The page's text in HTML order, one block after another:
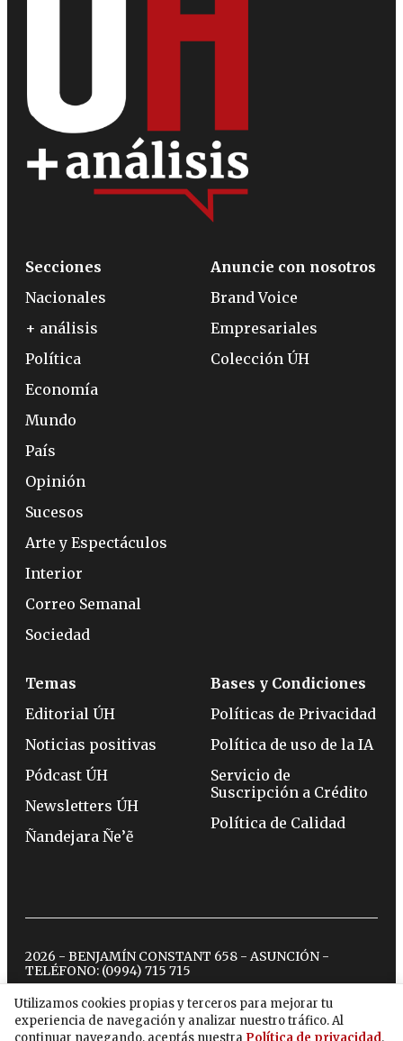
Utilizamos cookies propias y terceros para mejorar tu
experiencia de navegación y analizar nuestro tráfico. Al
continuar navegando, aceptás nuestra Política de privacidad .
Secciones
Nacionales
+ análisis
Política
Economía
Mundo
País
Opinión
Sucesos
Arte y Espectáculos
Interior
Correo Semanal
Sociedad
Anuncie con nosotros
Brand Voice
Empresariales
Colección ÚH
Temas
Editorial ÚH
Noticias positivas
Pódcast ÚH
Newsletters ÚH
Ñandejara Ñe’ẽ
Bases y Condiciones
Políticas de Privacidad
Política de uso de la IA
Servicio de
Suscripción a Crédito
Política de Calidad
2026 - BENJAMÍN CONSTANT 658 - ASUNCIÓN -
TELÉFONO: (0994) 715 715
twitterinstagram
facebook
tiktokyoutubespotify